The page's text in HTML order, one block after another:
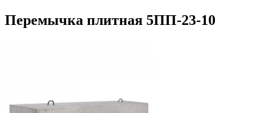
Перемычка плитная 5ПП-23-10